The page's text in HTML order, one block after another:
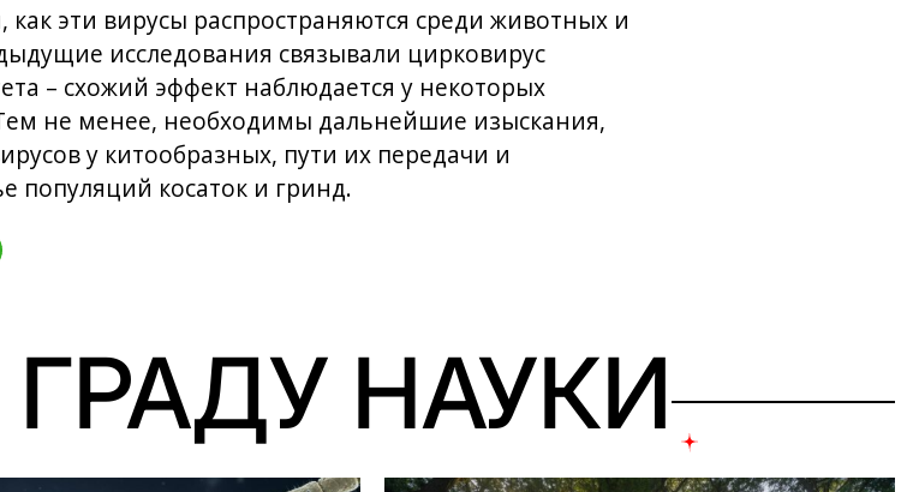
эти вирусы распространяются среди животных и
исследования связывали цирковирус
– схожий эффект наблюдается у некоторых
не менее, необходимы дальнейшие изыскания,
у китообразных, пути их передачи и
популяций косаток и гринд.
НАУКИ